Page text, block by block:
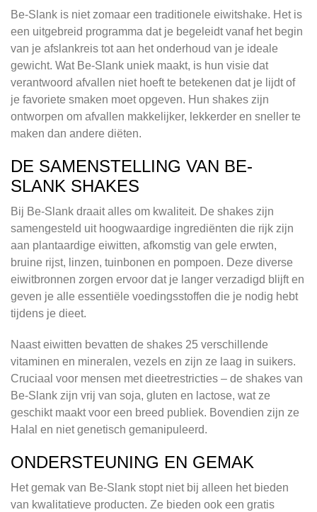
Be-Slank is niet zomaar een traditionele eiwitshake. Het is
een uitgebreid programma dat je begeleidt vanaf het begin
van je afslankreis tot aan het onderhoud van je ideale
gewicht. Wat Be-Slank uniek maakt, is hun visie dat
verantwoord afvallen niet hoeft te betekenen dat je lijdt of
je favoriete smaken moet opgeven. Hun shakes zijn
ontworpen om afvallen makkelijker, lekkerder en sneller te
maken dan andere diëten.
DE SAMENSTELLING VAN BE-
SLANK SHAKES
Bij Be-Slank draait alles om kwaliteit. De shakes zijn
samengesteld uit hoogwaardige ingrediënten die rijk zijn
aan plantaardige eiwitten, afkomstig van gele erwten,
bruine rijst, linzen, tuinbonen en pompoen. Deze diverse
eiwitbronnen zorgen ervoor dat je langer verzadigd blijft en
geven je alle essentiële voedingsstoffen die je nodig hebt
tijdens je dieet.
Naast eiwitten bevatten de shakes 25 verschillende
vitaminen en mineralen, vezels en zijn ze laag in suikers.
Cruciaal voor mensen met dieetrestricties – de shakes van
Be-Slank zijn vrij van soja, gluten en lactose, wat ze
geschikt maakt voor een breed publiek. Bovendien zijn ze
Halal en niet genetisch gemanipuleerd.
ONDERSTEUNING EN GEMAK
Het gemak van Be-Slank stopt niet bij alleen het bieden
van kwalitatieve producten. Ze bieden ook een gratis